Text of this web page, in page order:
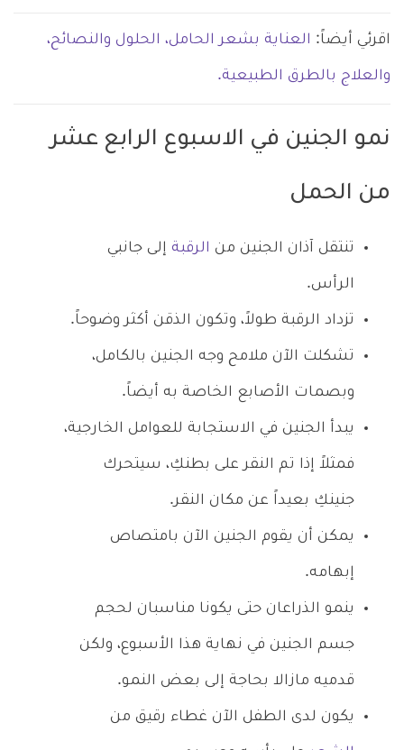
اقرئي أيضاً: العناية بشعر الحامل، الحلول والنصائح،
والعلاج بالطرق الطبيعية.
نمو الجنين في الاسبوع الرابع عشر
من الحمل
تنتقل آذان الجنين من الرقبة إلى جانبي
الرأس.
تزداد الرقبة طولاً، وتكون الذقن أكثر وضوحاً.
تشكلت الآن ملامح وجه الجنين بالكامل،
وبصمات الأصابع الخاصة به أيضاً.
يبدأ الجنين في الاستجابة للعوامل الخارجية،
فمثلاً إذا تم النقر على بطنكِ، سيتحرك
جنينكِ بعيداً عن مكان النقر.
يمكن أن يقوم الجنين الآن بامتصاص
إبهامه.
ينمو الذراعان حتى يكونا مناسبان لحجم
جسم الجنين في نهاية هذا الأسبوع، ولكن
قدميه مازالا بحاجة إلى بعض النمو.
يكون لدى الطفل الآن غطاء رقيق من